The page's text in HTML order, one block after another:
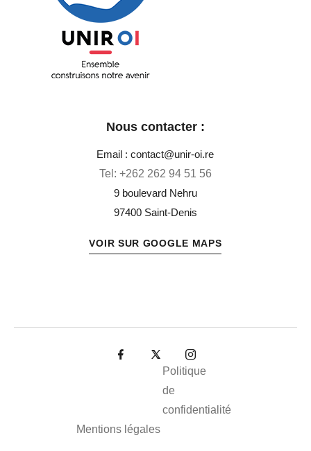
Ensemble construisons notre avenir
Nous contacter :
Email : contact@unir-oi.re
Tel: +262 262 94 51 56
9 boulevard Nehru
97400 Saint-Denis
VOIR SUR GOOGLE MAPS
Mentions légales
Politique
de
confidentialité